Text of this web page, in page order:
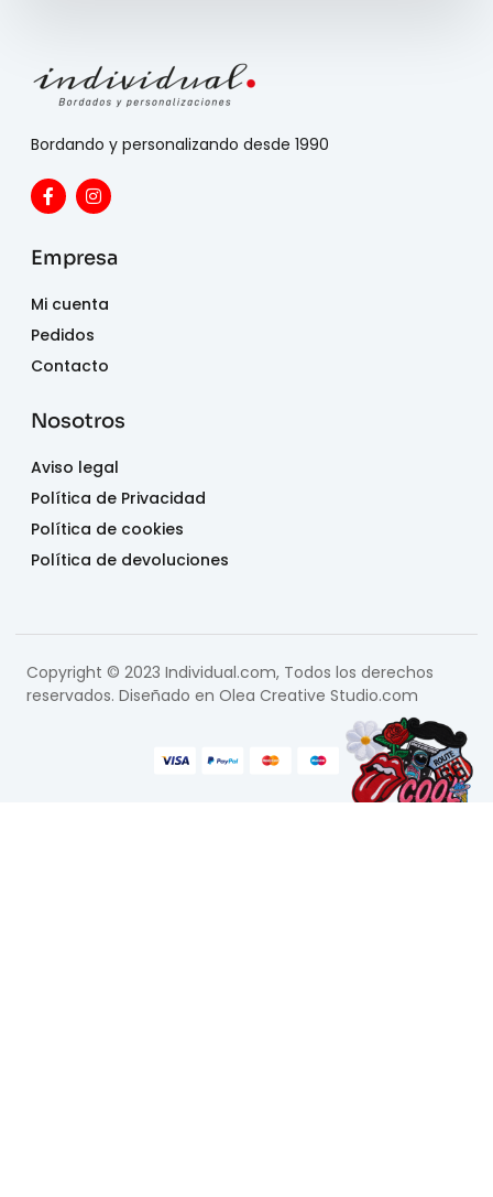
Bordando y personalizando desde 1990
Empresa
Mi cuenta
Pedidos
Contacto
Nosotros
Aviso legal
Política de Privacidad
Política de cookies
Política de devoluciones
Copyright © 2023 Individual.com, Todos los derechos
reservados. Diseñado en Olea Creative Studio.com